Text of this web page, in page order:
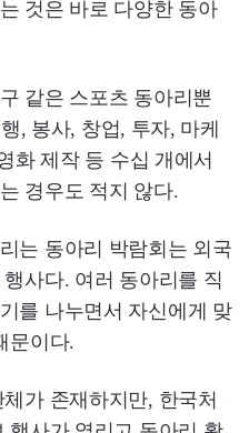
것은 바로 다양한 동아
같은 스포츠 동아리뿐
, 봉사, 창업, 투자, 마케
화 제작 등 수십 개에서
경우도 적지 않다.
는 동아리 박람회는 외국
사다. 여러 동아리를 직
를 나누면서 자신에게 맞
문이다.
가 존재하지만, 한국처